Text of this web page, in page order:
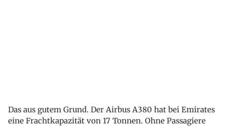
Das aus gutem Grund. Der Airbus A380 hat bei Emirates
eine Frachtkapazität von 17 Tonnen. Ohne Passagiere